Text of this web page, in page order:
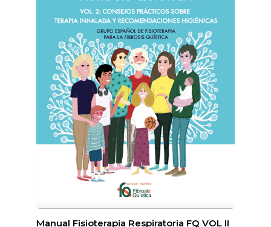
Manual Fisioterapia Respiratoria FQ VOL II